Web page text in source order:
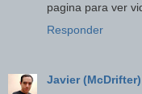
pagina para ver
Responder
Javier (McDrifter)